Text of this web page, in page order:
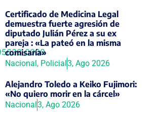
Certificado de Medicina Legal
demuestra fuerte agresión de
diputado Julián Pérez a su ex
pareja : «La pateó en la misma
comisaría»
Nacional, Policial3, Ago 2026
Alejandro Toledo a Keiko Fujimori:
«No quiero morir en la cárcel»
Nacional3, Ago 2026